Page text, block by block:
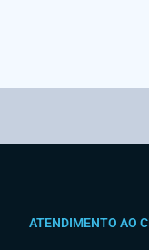
ATENDIMENTO AO